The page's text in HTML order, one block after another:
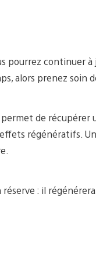
pourrez continuer
alors prenez soin
de récupérer
régénératifs.
: il